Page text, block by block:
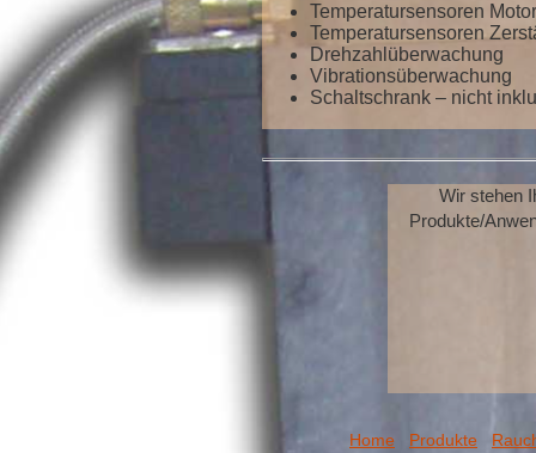
Temperatursensoren
Temperatursensoren
Drehzahlüberwachung
Vibrationsüberwachung
Schaltschrank – nicht
Home Produkte
Wir stehen
Produkte/